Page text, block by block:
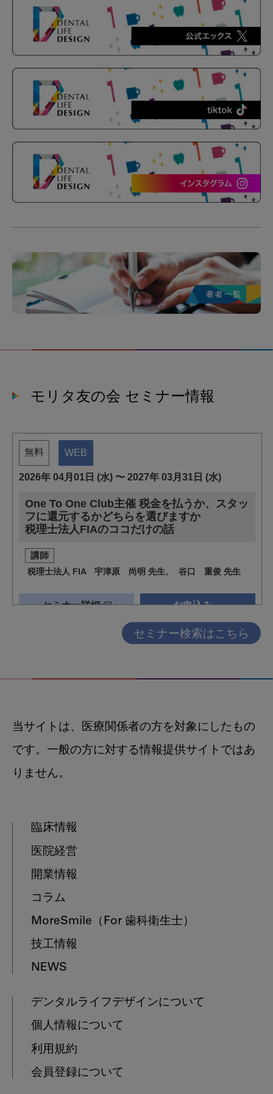
モリタ友の会 セミナー情報
セミナー検索はこちら
当サイトは、医療関係者の方を対象にしたもの
です。一般の方に対する情報提供サイトではあ
りません。
臨床情報
医院経営
開業情報
コラム
MoreSmile （For 歯科衛生士）
技工情報
NEWS
デンタルライフデザインについて
個人情報について
利用規約
会員登録について